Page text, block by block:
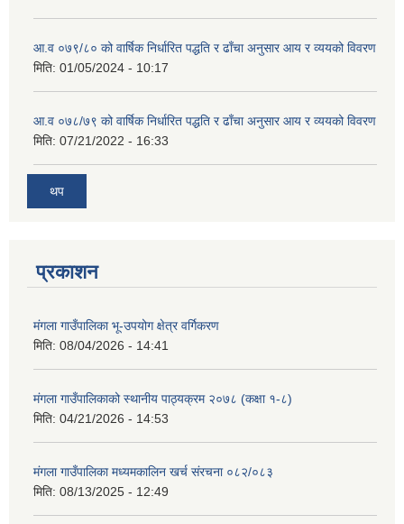
आ.व ०७९/८० को वार्षिक निर्धारित पद्धति र ढाँचा अनुसार आय र व्ययको विवरण
मिति: 01/05/2024 - 10:17
आ.व ०७८/७९ को वार्षिक निर्धारित पद्धति र ढाँचा अनुसार आय र व्ययको विवरण
मिति: 07/21/2022 - 16:33
थप
प्रकाशन
मंगला गाउँपालिका भू-उपयोग क्षेत्र वर्गिकरण
मिति: 08/04/2026 - 14:41
मंगला गाउँपालिकाको स्थानीय पाठ्यक्रम २०७८ (कक्षा १-८)
मिति: 04/21/2026 - 14:53
मंगला गाउँपालिका मध्यमकालिन खर्च संरचना ०८२/०८३
मिति: 08/13/2025 - 12:49